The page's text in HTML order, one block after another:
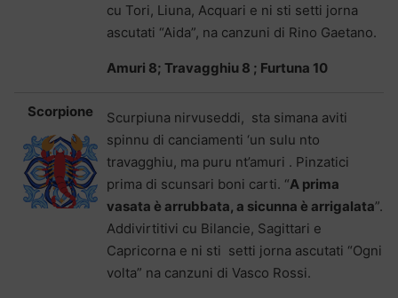
cu Tori, Liuna, Acquari e ni sti setti jorna
ascutati “Aida”, na canzuni di Rino Gaetano.
Amuri 8; Travagghiu 8 ; Furtuna 10
Scorpione
Scurpiuna nirvuseddi, sta simana aviti
spinnu di canciamenti ‘un sulu nto
travagghiu, ma puru nt’amuri . Pinzatici
prima di scunsari boni carti. “A prima
vasata è arrubbata, a sicunna è arrigalata”.
Addivirtitivi cu Bilancie, Sagittari e
Capricorna e ni sti setti jorna ascutati “Ogni
volta” na canzuni di Vasco Rossi.